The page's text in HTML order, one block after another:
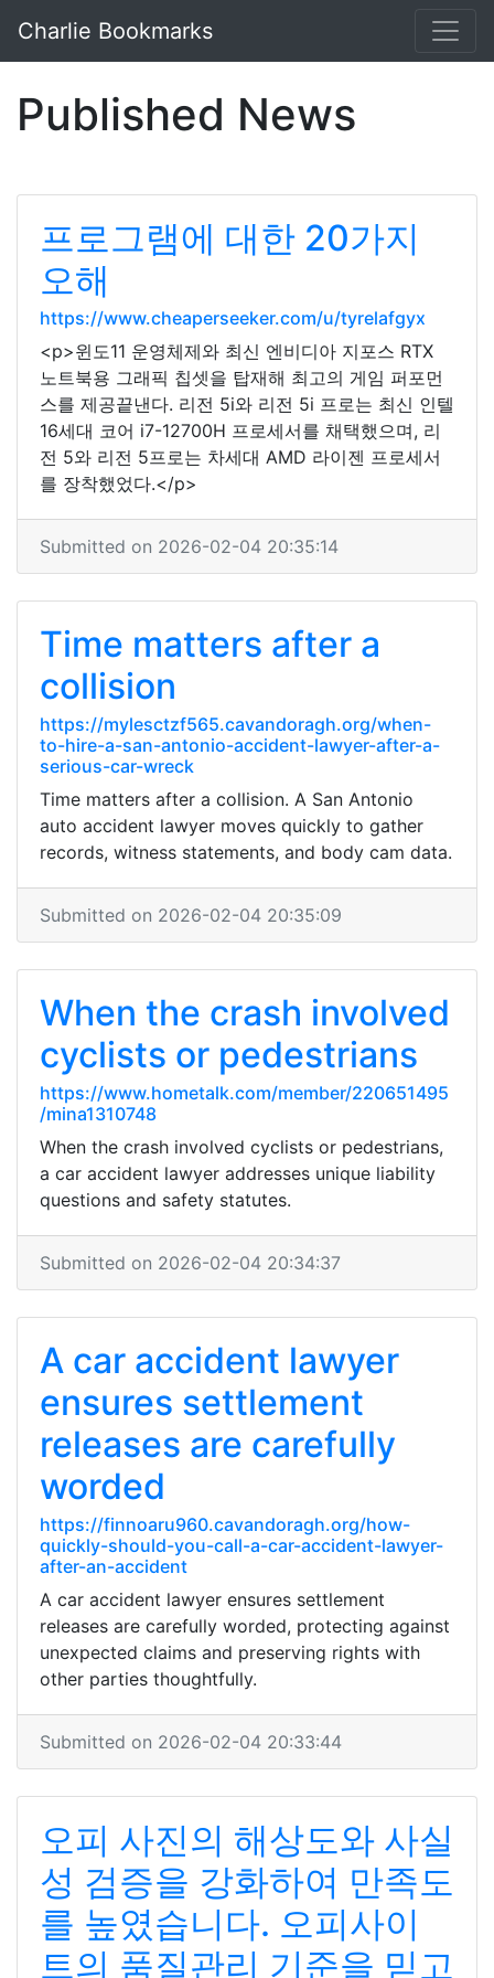
Charlie Bookmarks
Published News
프로그램에 대한 20가지
오해
https://www.cheaperseeker.com/u/tyrelafgyx
<p>윈도11 운영체제와 최신 엔비디아 지포스 RTX
노트북용 그래픽 칩셋을 탑재해 최고의 게임 퍼포먼
스를 제공끝낸다. 리전 5i와 리전 5i 프로는 최신 인텔
16세대 코어 i7-12700H 프로세서를 채택했으며, 리
전 5와 리전 5프로는 차세대 AMD 라이젠 프로세서
를 장착했었다.</p>
Submitted on 2026-02-04 20:35:14
Time matters after a
collision
https://mylesctzf565.cavandoragh.org/when-
to-hire-a-san-antonio-accident-lawyer-after-a-
serious-car-wreck
Time matters after a collision. A San Antonio
auto accident lawyer moves quickly to gather
records, witness statements, and body cam data.
Submitted on 2026-02-04 20:35:09
When the crash involved
cyclists or pedestrians
https://www.hometalk.com/member/220651495
/mina1310748
When the crash involved cyclists or pedestrians,
a car accident lawyer addresses unique liability
questions and safety statutes.
Submitted on 2026-02-04 20:34:37
A car accident lawyer
ensures settlement
releases are carefully
worded
https://finnoaru960.cavandoragh.org/how-
quickly-should-you-call-a-car-accident-lawyer-
after-an-accident
A car accident lawyer ensures settlement
releases are carefully worded, protecting against
unexpected claims and preserving rights with
other parties thoughtfully.
Submitted on 2026-02-04 20:33:44
오피 사진의 해상도와 사실
성 검증을 강화하여 만족도
를 높였습니다. 오피사이
트의 품질관리 기준을 믿고